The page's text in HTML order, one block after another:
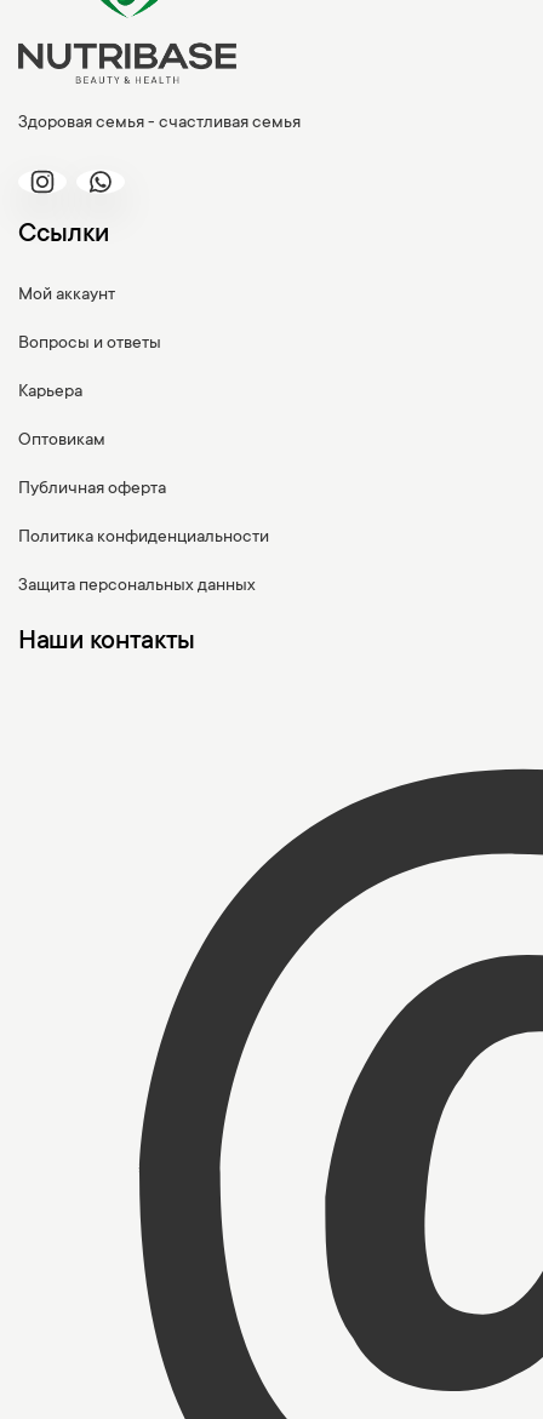
Здоровая семья - счастливая семья
Ссылки
Мой аккаунт
Вопросы и ответы
Карьера
Оптовикам
Публичная оферта
Политика конфиденциальности
Защита персональных данных
Наши контакты